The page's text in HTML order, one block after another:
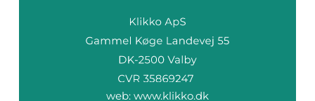
web: www.klikko.dk